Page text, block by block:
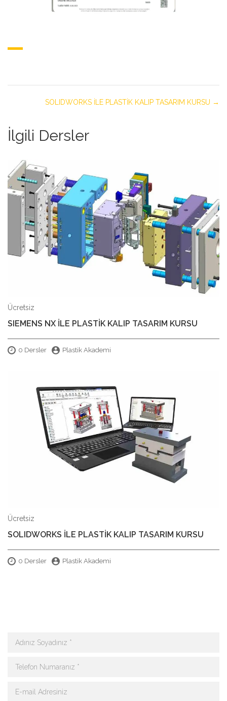
SOLIDWORKS İLE PLASTİK KALIP TASARIM KURSU
İlgili Dersler
Ücretsiz
SIEMENS NX İLE PLASTİK KALIP TASARIM KURSU
0 Dersler Plastik Akademi
Ücretsiz
SOLIDWORKS İLE PLASTİK KALIP TASARIM KURSU
0 Dersler Plastik Akademi